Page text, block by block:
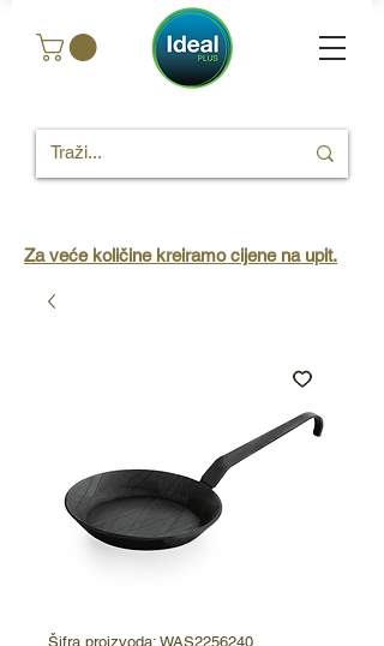
Za veće količine kreiramo cijene na upit.
Šifra proizvoda: WAS2256240